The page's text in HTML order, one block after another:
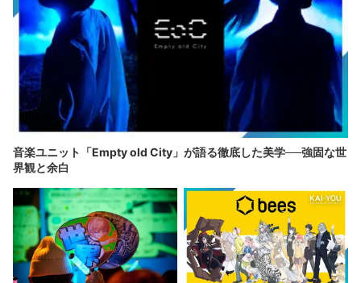
音楽ユニット「Empty old City」が語る徹底した美学──強固な世
界観と余白